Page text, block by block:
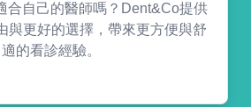
合自己的醫師嗎？Dent&Co提供
與更好的選擇，帶來更方便與舒
適的看診經驗。